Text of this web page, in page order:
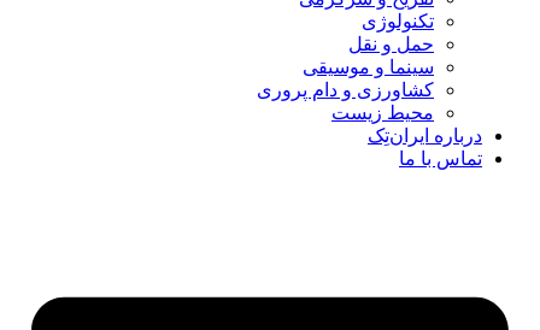
تکنولوژی
حمل و نقل
سینما و موسیقی
کشاورزی و دام پروری
محیط زیست
درباره ایران‌تِک
تماس با ما